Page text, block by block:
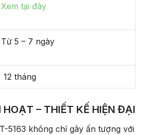
Xem tại đây
Từ 5 – 7 ngày
12 tháng
HOẠT – THIẾT KẾ HIỆN ĐẠI
5163 không chỉ gây ấn tượng với